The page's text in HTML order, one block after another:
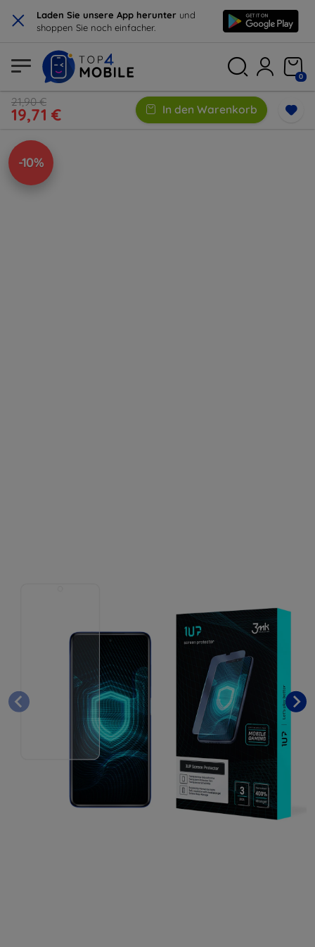
× Laden Sie unsere App herunter und
shoppen Sie noch einfacher.
0
21,90 €
19,71 € In den Warenkorb
-10%